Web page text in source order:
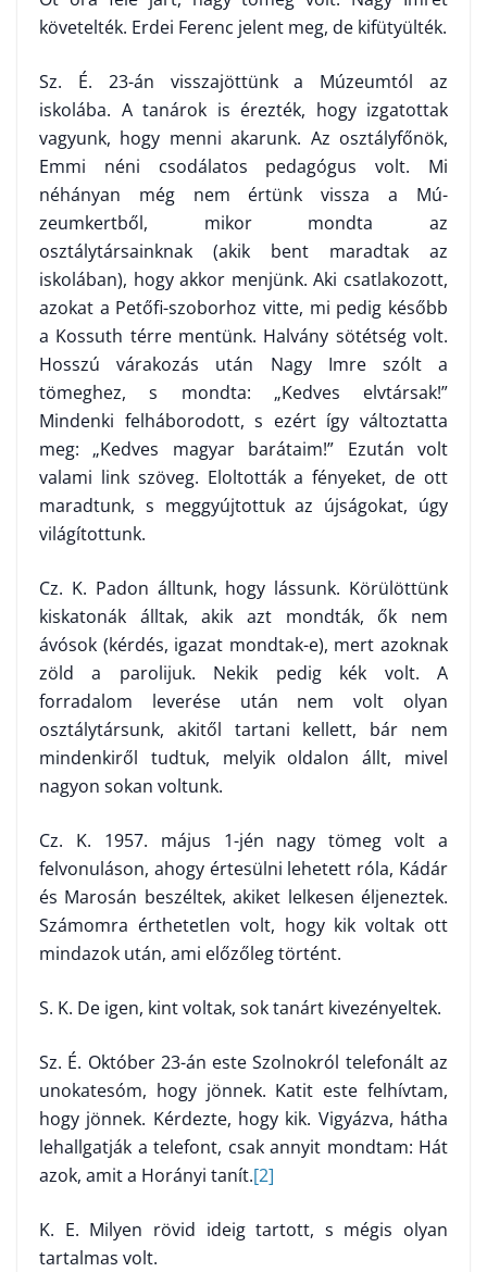
követelték. Erdei Ferenc jelent meg, de kifütyülték.
Sz. É. 23-án visszajöttünk a Múzeumtól az
iskolába. A tanárok is érez­ték, hogy izgatottak
vagyunk, hogy menni akarunk. Az osztályfőnök,
Emmi néni csodálatos pedagógus volt. Mi
néhányan még nem értünk vissza a Mú­
zeumkertből, mikor mondta az
osztálytársainknak (akik bent maradtak az
iskolában), hogy akkor menjünk. Aki csatlakozott,
azokat a Petőfi-szobor­hoz vitte, mi pedig később
a Kossuth térre mentünk. Halvány sötétség volt.
Hosszú várakozás után Nagy Imre szólt a
tömeghez, s mondta: „Kedves elv­társak!”
Mindenki felháborodott, s ezért így változtatta
meg: „Kedves ma­gyar barátaim!” Ezután volt
valami link szöveg. Eloltották a fényeket, de ott
maradtunk, s meggyújtottuk az újságokat, úgy
világítottunk.
Cz. K. Padon álltunk, hogy lássunk. Körülöttünk
kiskatonák álltak, akik azt mondták, ők nem
ávósok (kérdés, igazat mondtak-e), mert azoknak
zöld a parolijuk. Nekik pedig kék volt. A
forradalom leverése után nem volt olyan
osztálytársunk, akitől tartani kellett, bár nem
mindenkiről tudtuk, melyik oldalon állt, mivel
nagyon sokan voltunk.
Cz. K. 1957. május 1-jén nagy tömeg volt a
felvonuláson, ahogy érte­sülni lehetett róla, Kádár
és Marosán beszéltek, akiket lelkesen éljeneztek.
Számomra érthetetlen volt, hogy kik voltak ott
mindazok után, ami előzőleg történt.
S. K. De igen, kint voltak, sok tanárt kivezényeltek.
Sz. É. Október 23-án este Szolnokról telefonált az
unokatesóm, hogy jönnek. Katit este felhívtam,
hogy jönnek. Kérdezte, hogy kik. Vigyázva, hátha
lehallgatják a telefont, csak annyit mondtam: Hát
azok, amit a Horá­nyi tanít.[2]
K. E. Milyen rövid ideig tartott, s mégis olyan
tartalmas volt.